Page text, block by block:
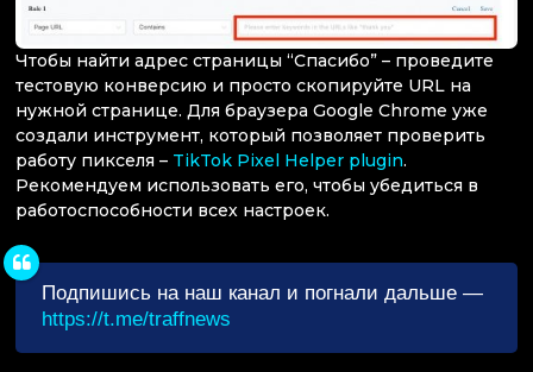
Чтобы найти адрес страницы “Спасибо” – проведите
тестовую конверсию и просто скопируйте URL на
нужной странице. Для браузера Google Chrome уже
создали инструмент, который позволяет проверить
работу пикселя – TikTok Pixel Helper plugin.
Рекомендуем использовать его, чтобы убедиться в
работоспособности всех настроек.
Подпишись на наш канал и погнали дальше —
https://t.me/traffnews